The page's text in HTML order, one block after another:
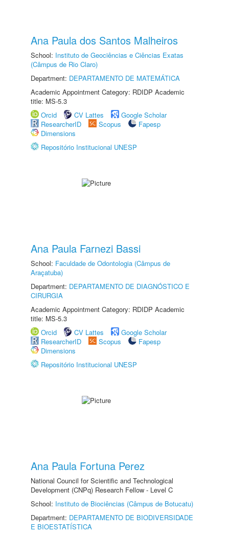
Ana Paula dos Santos Malheiros
School: Instituto de Geociências e Ciências Exatas
(Câmpus de Rio Claro)
Department: DEPARTAMENTO DE MATEMÁTICA
Academic Appointment Category: RDIDP Academic
title: MS-5.3
Orcid
CV Lattes
Google Scholar
ResearcherID
Scopus
Fapesp
Dimensions
Repositório Institucional UNESP
Ana Paula Farnezi Bassi
School: Faculdade de Odontologia (Câmpus de
Araçatuba)
Department: DEPARTAMENTO DE DIAGNÓSTICO E
CIRURGIA
Academic Appointment Category: RDIDP Academic
title: MS-5.3
Orcid
CV Lattes
Google Scholar
ResearcherID
Scopus
Fapesp
Dimensions
Repositório Institucional UNESP
Ana Paula Fortuna Perez
National Council for Scientific and Technological
Development (CNPq) Research Fellow - Level C
School: Instituto de Biociências (Câmpus de Botucatu)
Department: DEPARTAMENTO DE BIODIVERSIDADE
E BIOESTATÍSTICA